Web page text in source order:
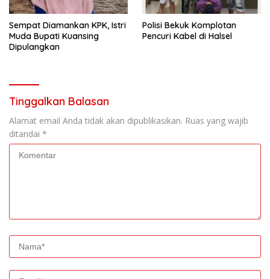
Sempat Diamankan KPK, Istri
Muda Bupati Kuansing
Dipulangkan
Polisi Bekuk Komplotan
Pencuri Kabel di Halsel
Tinggalkan Balasan
Alamat email Anda tidak akan dipublikasikan. Ruas yang wajib
ditandai *